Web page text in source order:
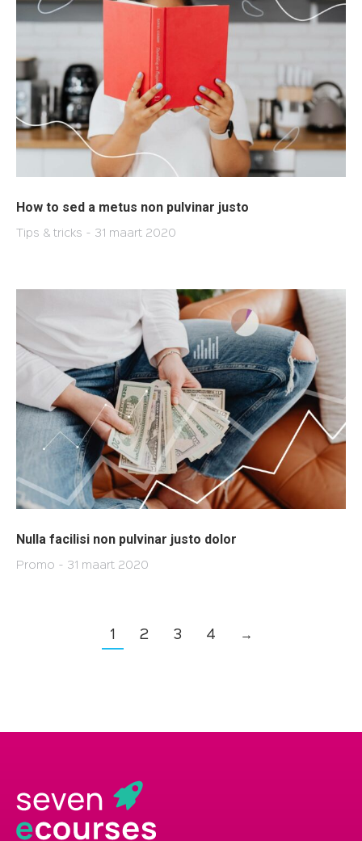
How to sed a metus non pulvinar justo
Tips & tricks 31 maart 2020
Nulla facilisi non pulvinar justo dolor
Promo 31 maart 2020
1 2 3 4 →